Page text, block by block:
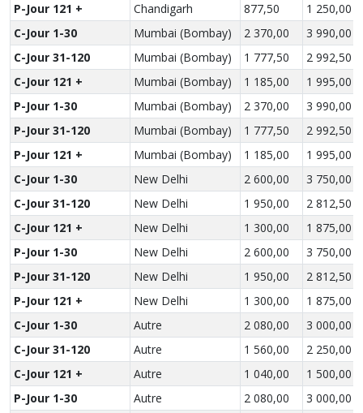
P-Jour 121 +
Chandigarh 877,50 1 250,00
C-Jour 1-30
Mumbai (Bombay) 2 370,00 3 990,00
C-Jour 31-120
Mumbai (Bombay) 1 777,50 2 992,50
C-Jour 121 +
Mumbai (Bombay) 1 185,00 1 995,00
P-Jour 1-30
Mumbai (Bombay) 2 370,00 3 990,00
P-Jour 31-120
Mumbai (Bombay) 1 777,50 2 992,50
P-Jour 121 +
Mumbai (Bombay) 1 185,00 1 995,00
C-Jour 1-30
New Delhi 2 600,00 3 750,00
C-Jour 31-120
New Delhi 1 950,00 2 812,50
C-Jour 121 +
New Delhi 1 300,00 1 875,00
P-Jour 1-30
New Delhi 2 600,00 3 750,00
P-Jour 31-120
New Delhi 1 950,00 2 812,50
P-Jour 121 +
New Delhi 1 300,00 1 875,00
C-Jour 1-30
Autre 2 080,00 3 000,00
C-Jour 31-120
Autre 1 560,00 2 250,00
C-Jour 121 +
Autre 1 040,00 1 500,00
P-Jour 1-30
Autre 2 080,00 3 000,00